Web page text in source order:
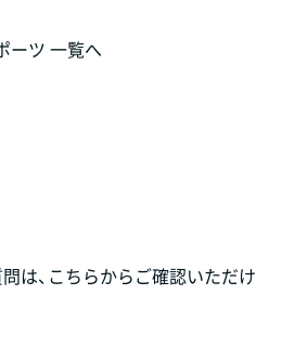
ーツ 一覧へ
は、こちらからご確認いただけ